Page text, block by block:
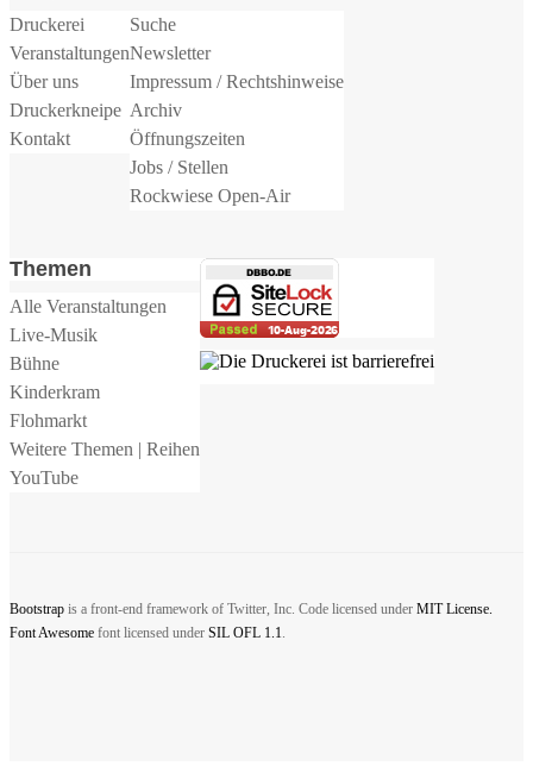
Druckerei
Veranstaltungen
Über uns
Druckerkneipe
Kontakt
Suche
Newsletter
Impressum / Rechtshinweise
Archiv
Öffnungszeiten
Jobs / Stellen
Rockwiese Open-Air
Themen
Alle Veranstaltungen
Live-Musik
Bühne
Kinderkram
Flohmarkt
Weitere Themen | Reihen
YouTube
Bootstrap is a front-end framework of Twitter, Inc. Code licensed under MIT License.
Font Awesome font licensed under SIL OFL 1.1